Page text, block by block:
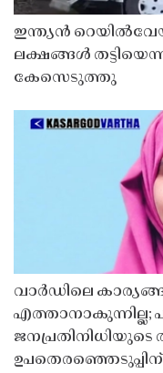
ഇന്ത്യൻ
ലക്ഷങ്ങൾ
കേസെടുത്തു
വാർഡിലെ
എത്താനാകുന്നില്ല;
ജനപ്രതിനിധിയുടെ